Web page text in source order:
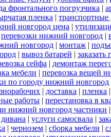
фронтального погрузчика |
пленка | транспортные
новгород цена |
перевозки нижний новгород |
новгород | монтаж |
| вывоз батарей | заказать
сейфа | демонтаж
мебели | перевозка вещей
по городу нижний новгород
| доставка | пленка |
работы | перестановка в
нижний новгород частники |
| услуги самосвала |
| чернозем | сборка мебели |